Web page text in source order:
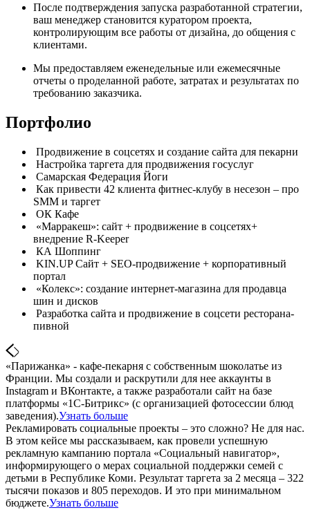
После подтверждения запуска разработанной стратегии,
ваш менеджер становится куратором проекта,
контролирующим все работы от дизайна, до общения с
клиентами.
Мы предоставляем еженедельные или ежемесячные
отчеты о проделанной работе, затратах и результатах по
требованию заказчика.
Портфолио
Продвижение в соцсетях и создание сайта для пекарни
Настройка таргета для продвижения госуслуг
Самарская Федерация Йоги
Как привести 42 клиента фитнес-клубу в несезон – про
SMM и таргет
ОК Кафе
«Марракеш»: сайт + продвижение в соцсетях+
внедрение R-Keeper
КА Шоппинг
KIN.UP Сайт + SEO-продвижение + корпоративный
портал
«Колекс»: создание интернет-магазина для продавца
шин и дисков
Разработка сайта и продвижение в соцсети ресторана-
пивной
«Парижанка» - кафе-пекарня с собственным шоколатье из
Франции. Мы создали и раскрутили для нее аккаунты в
Instagram и ВКонтакте, а также разработали сайт на базе
платформы «1С-Битрикс» (с организацией фотосессии блюд
заведения).Узнать больше
Рекламировать социальные проекты – это сложно? Не для нас.
В этом кейсе мы рассказываем, как провели успешную
рекламную кампанию портала «Социальный навигатор»,
информирующего о мерах социальной поддержки семей с
детьми в Республике Коми. Результат таргета за 2 месяца – 322
тысячи показов и 805 переходов. И это при минимальном
бюджете.Узнать больше